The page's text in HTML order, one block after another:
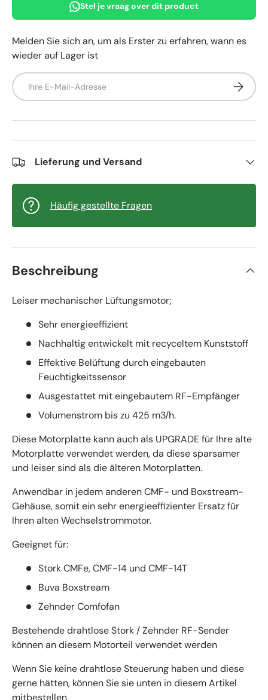
Stel je vraag over dit product
Melden Sie sich an, um als Erster zu erfahren, wann es
wieder auf Lager ist
E-Mail
Lieferung und Versand
Häufig gestellte Fragen
Beschreibung
Leiser mechanischer Lüftungsmotor;
Sehr energieeffizient
Nachhaltig entwickelt mit recyceltem Kunststoff
Effektive Belüftung durch eingebauten
Feuchtigkeitssensor
Ausgestattet mit eingebautem RF-Empfänger
Volumenstrom bis zu 425 m3/h.
Diese Motorplatte kann auch als UPGRADE für Ihre alte
Motorplatte verwendet werden, da diese sparsamer
und leiser sind als die älteren Motorplatten.
Anwendbar in jedem anderen CMF- und Boxstream-
Gehäuse, somit ein sehr energieeffizienter Ersatz für
Ihren alten Wechselstrommotor.
Geeignet für:
Stork CMFe, CMF-14 und CMF-14T
Buva Boxstream
Zehnder Comfofan
Bestehende drahtlose Stork / Zehnder RF-Sender
können an diesem Motorteil verwendet werden
Wenn Sie keine drahtlose Steuerung haben und diese
gerne hätten, können Sie sie unten in diesem Artikel
mitbestellen